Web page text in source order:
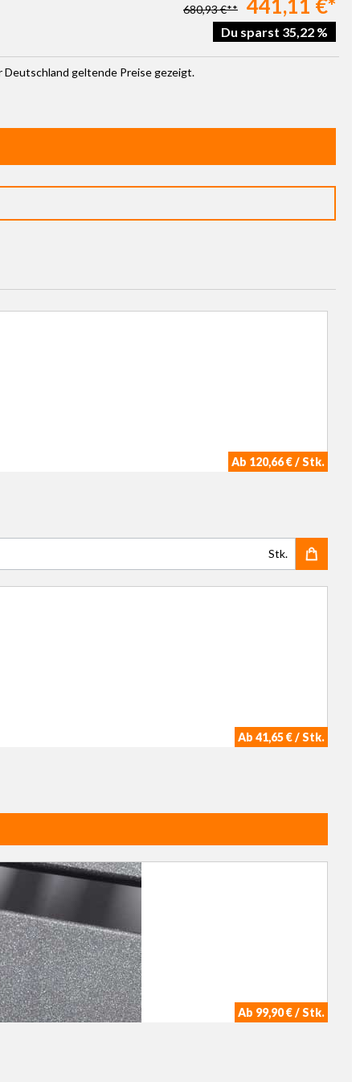
680,93 €** 441,11 €*
Du sparst 35,22 %
geltende Preise gezeigt.
Ab 120,66 € / Stk.
Stk.
Ab 41,65 € / Stk.
Ab 99,90 € / Stk.